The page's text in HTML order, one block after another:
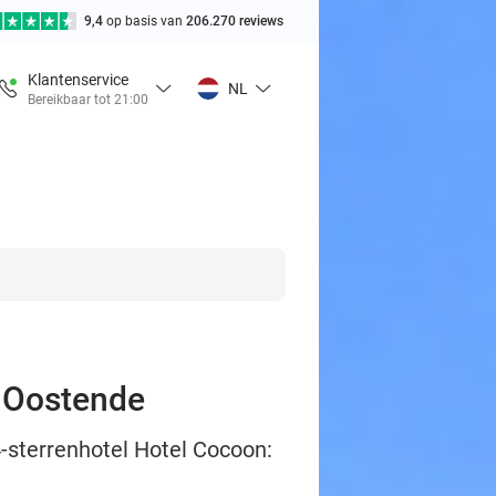
9,4 op basis van 206.270 reviews
Klantenservice
Bereikbaar tot 21:00
NL
Hotel Cocoon: